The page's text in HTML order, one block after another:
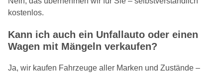
kostenlos.
Kann ich auch ein Unfallauto oder einen
Wagen mit Mängeln verkaufen?
Ja, wir kaufen Fahrzeuge aller Marken und Zustände –